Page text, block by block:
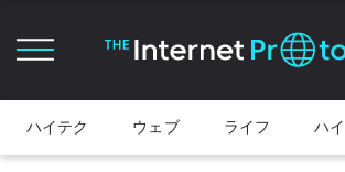
ハイテク ウェブ ライフ ハ